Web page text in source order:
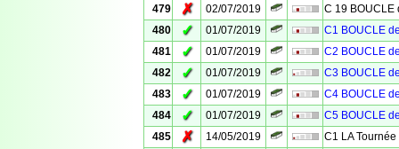
479
✗ 02/07/2019
C 19 BOUCLE
480
✓ 01/07/2019
C1 BOUCLE
481
✓ 01/07/2019
C2 BOUCLE
482
✓ 01/07/2019
C3 BOUCLE
483
✓ 01/07/2019
C4 BOUCLE
484
✓ 01/07/2019
C5 BOUCLE
485
✗ 14/05/2019
C1 LA